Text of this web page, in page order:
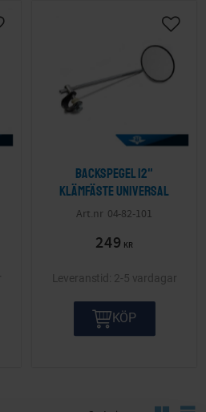
Backspegel 12"
klämfäste Universal
04-82-101
249 KR
2-5 vardagar
KÖP